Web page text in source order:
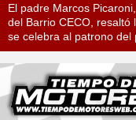
El padre Marcos
del Barrio CECO,
se celebra al patrono del